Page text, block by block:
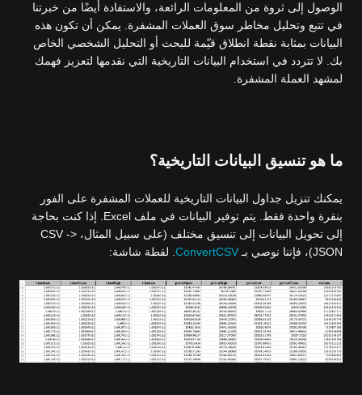
الوصول إلى ثروة من المعلومات الرائعة، والاستفادة أيضًا من خبرتنا
في تتبع وتحليل مخاطر سوق العملات المشفرة. يمكن أن تكون هذه
البيانات بمثابة نقطة انطلاق قيّمة للبحث أو التحليل الشخصي الخاص
بك. لا تتردد في استخدام البيانات التاريخية التي نقدمها لتعزيز فهمك
لمشهد العملة المشفرة.
ما هو تنسيق البيانات التاريخية؟
يمكنك تنزيل جداول البيانات التاريخية للعملات المشفرة على الفور
بنقرة واحدة فقط. يتم توفير البيانات في ملف Excel. إذا كنت بحاجة
إلى تحويل البيانات إلى تنسيق مختلف (على سبيل المثال، CSV ->
JSON)، فإننا نوصي بـ
ConvertCSV. لقطة شاشة: